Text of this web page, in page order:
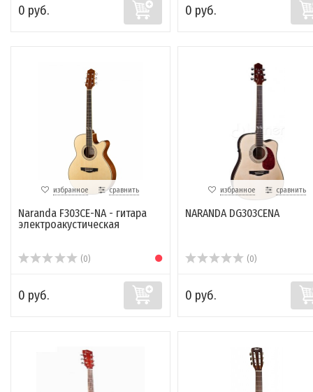
0 руб. 0 руб.
избранное сравнить
Naranda F303CE-NA - гитара
электроакустическая
(0)
0 руб.
избранное сравнить
NARANDA DG303CENA
(0)
0 руб.